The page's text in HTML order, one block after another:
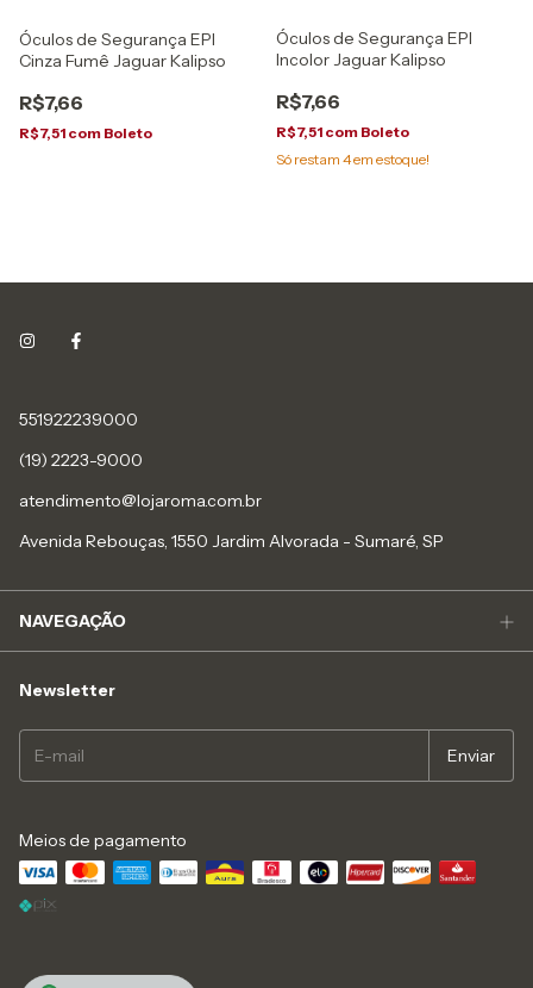
Óculos de Segurança EPI
Cinza Fumê Jaguar Kalipso
R$7,66
R$7,51 com Boleto
Óculos de Segurança EPI
Incolor Jaguar Kalipso
R$7,66
R$7,51 com Boleto
Só restam 4em estoque!
551922239000
(19) 2223-9000
atendimento@lojaroma.com.br
Avenida Rebouças, 1550 Jardim Alvorada - Sumaré, SP
NAVEGAÇÃO
Newsletter
Meios de pagamento